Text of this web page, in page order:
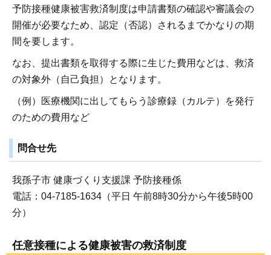
予防接種健康被害救済制度は申請書類の確認や審議会の
開催が必要なため、認定（否認）されるまでかなりの期
間を要します。
なお、提出書類を取得する際に生じた費用などは、救済
の対象外（自己負担）となります。
（例）医療機関に出してもらう診療録（カルテ）を発行
のための費用など
問合せ先
我孫子市 健康づくり支援課 予防接種係
電話：04-7185-1634（平日 午前8時30分から午後5時00
分）
任意接種による健康被害の救済制度